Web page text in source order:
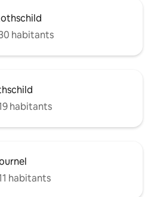
habitants
habitants
habitants